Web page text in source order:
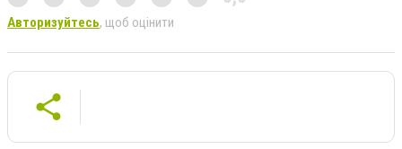
Авторизуйтесь, щоб оцінити